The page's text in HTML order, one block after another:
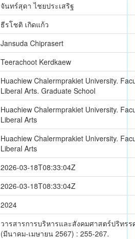
จันทร์สุดา ไชยประเสริฐ
ธีรโชติ เกิดแก้ว
Jansuda Chiprasert
Teerachoot Kerdkaew
Huachiew Chalermprakiet University.
Liberal Arts. Graduate School
Huachiew Chalermprakiet University.
Liberal Arts
Huachiew Chalermprakiet University.
Liberal Arts
2026-03-18T08:33:04Z
2026-03-18T08:33:04Z
2024
วารสารการบริหารและสังคมศาสตร์ปริทร
(มีนาคม-เมษายน 2567) : 255-267.